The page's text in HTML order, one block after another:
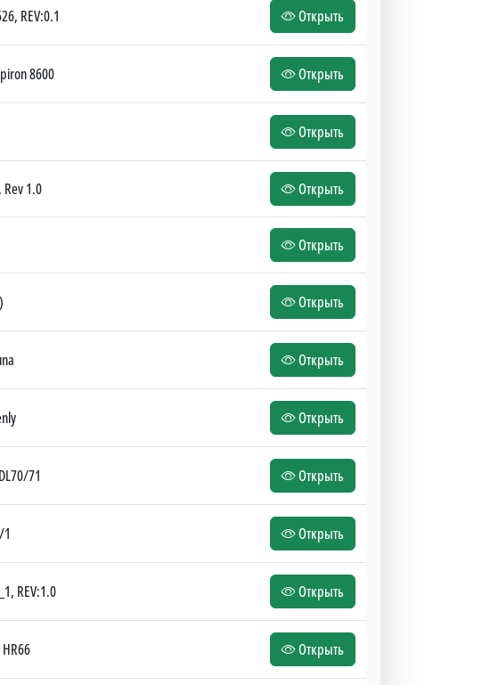
REV:0.1 Открыть
8600 Открыть
Открыть
Rev 1.0 Открыть
Открыть
Открыть
Открыть
Открыть
71 Открыть
Открыть
REV:1.0 Открыть
Открыть